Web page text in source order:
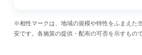
※相性マークは、地域の規模や特性をふまえた
安です。各施策の提供・配布の可否を示すもの